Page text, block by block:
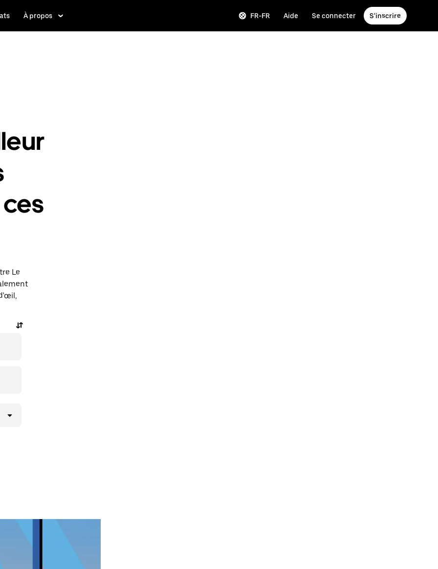
À propos FR-FR Aide Se connecter S'inscrire
Le